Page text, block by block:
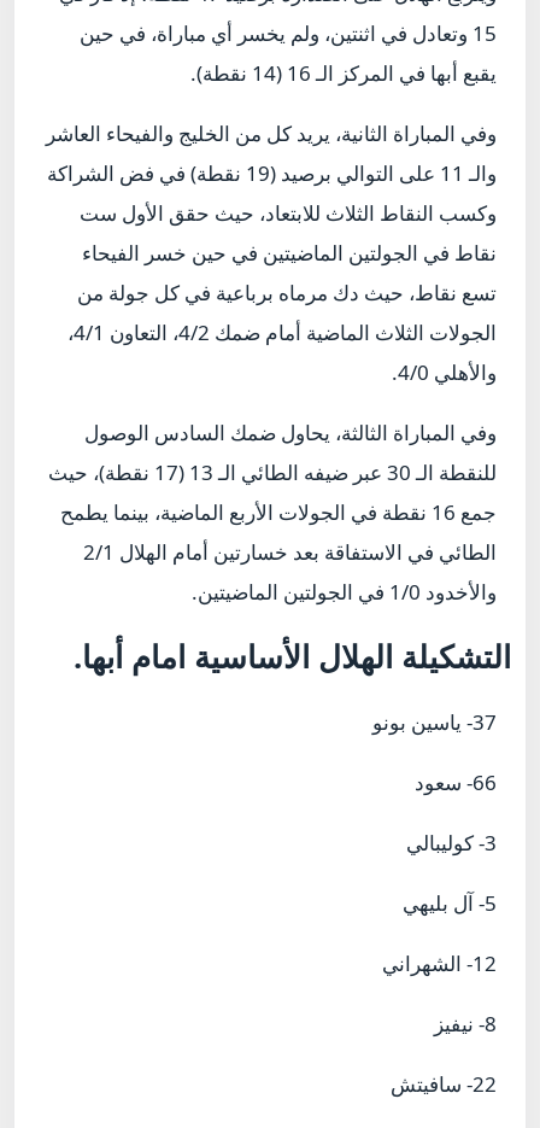
15 وتعادل في اثنتين، ولم يخسر أي مباراة، في حين
يقبع أبها في المركز الـ 16 (14 نقطة).
وفي المباراة الثانية، يريد كل من الخليج والفيحاء العاشر
والـ 11 على التوالي برصيد (19 نقطة) في فض الشراكة
وكسب النقاط الثلاث للابتعاد، حيث حقق الأول ست
نقاط في الجولتين الماضيتين في حين خسر الفيحاء
تسع نقاط، حيث دك مرماه برباعية في كل جولة من
الجولات الثلاث الماضية أمام ضمك 4/2، التعاون 4/1،
والأهلي 4/0.
وفي المباراة الثالثة، يحاول ضمك السادس الوصول
للنقطة الـ 30 عبر ضيفه الطائي الـ 13 (17 نقطة)، حيث
جمع 16 نقطة في الجولات الأربع الماضية، بينما يطمح
الطائي في الاستفاقة بعد خسارتين أمام الهلال 2/1
والأخدود 1/0 في الجولتين الماضيتين.
التشكيلة الهلال الأساسية امام أبها.
37- ياسين بونو
66- سعود
3- كوليبالي
5- آل بليهي
12- الشهراني
8- نيفيز
22- سافيتش